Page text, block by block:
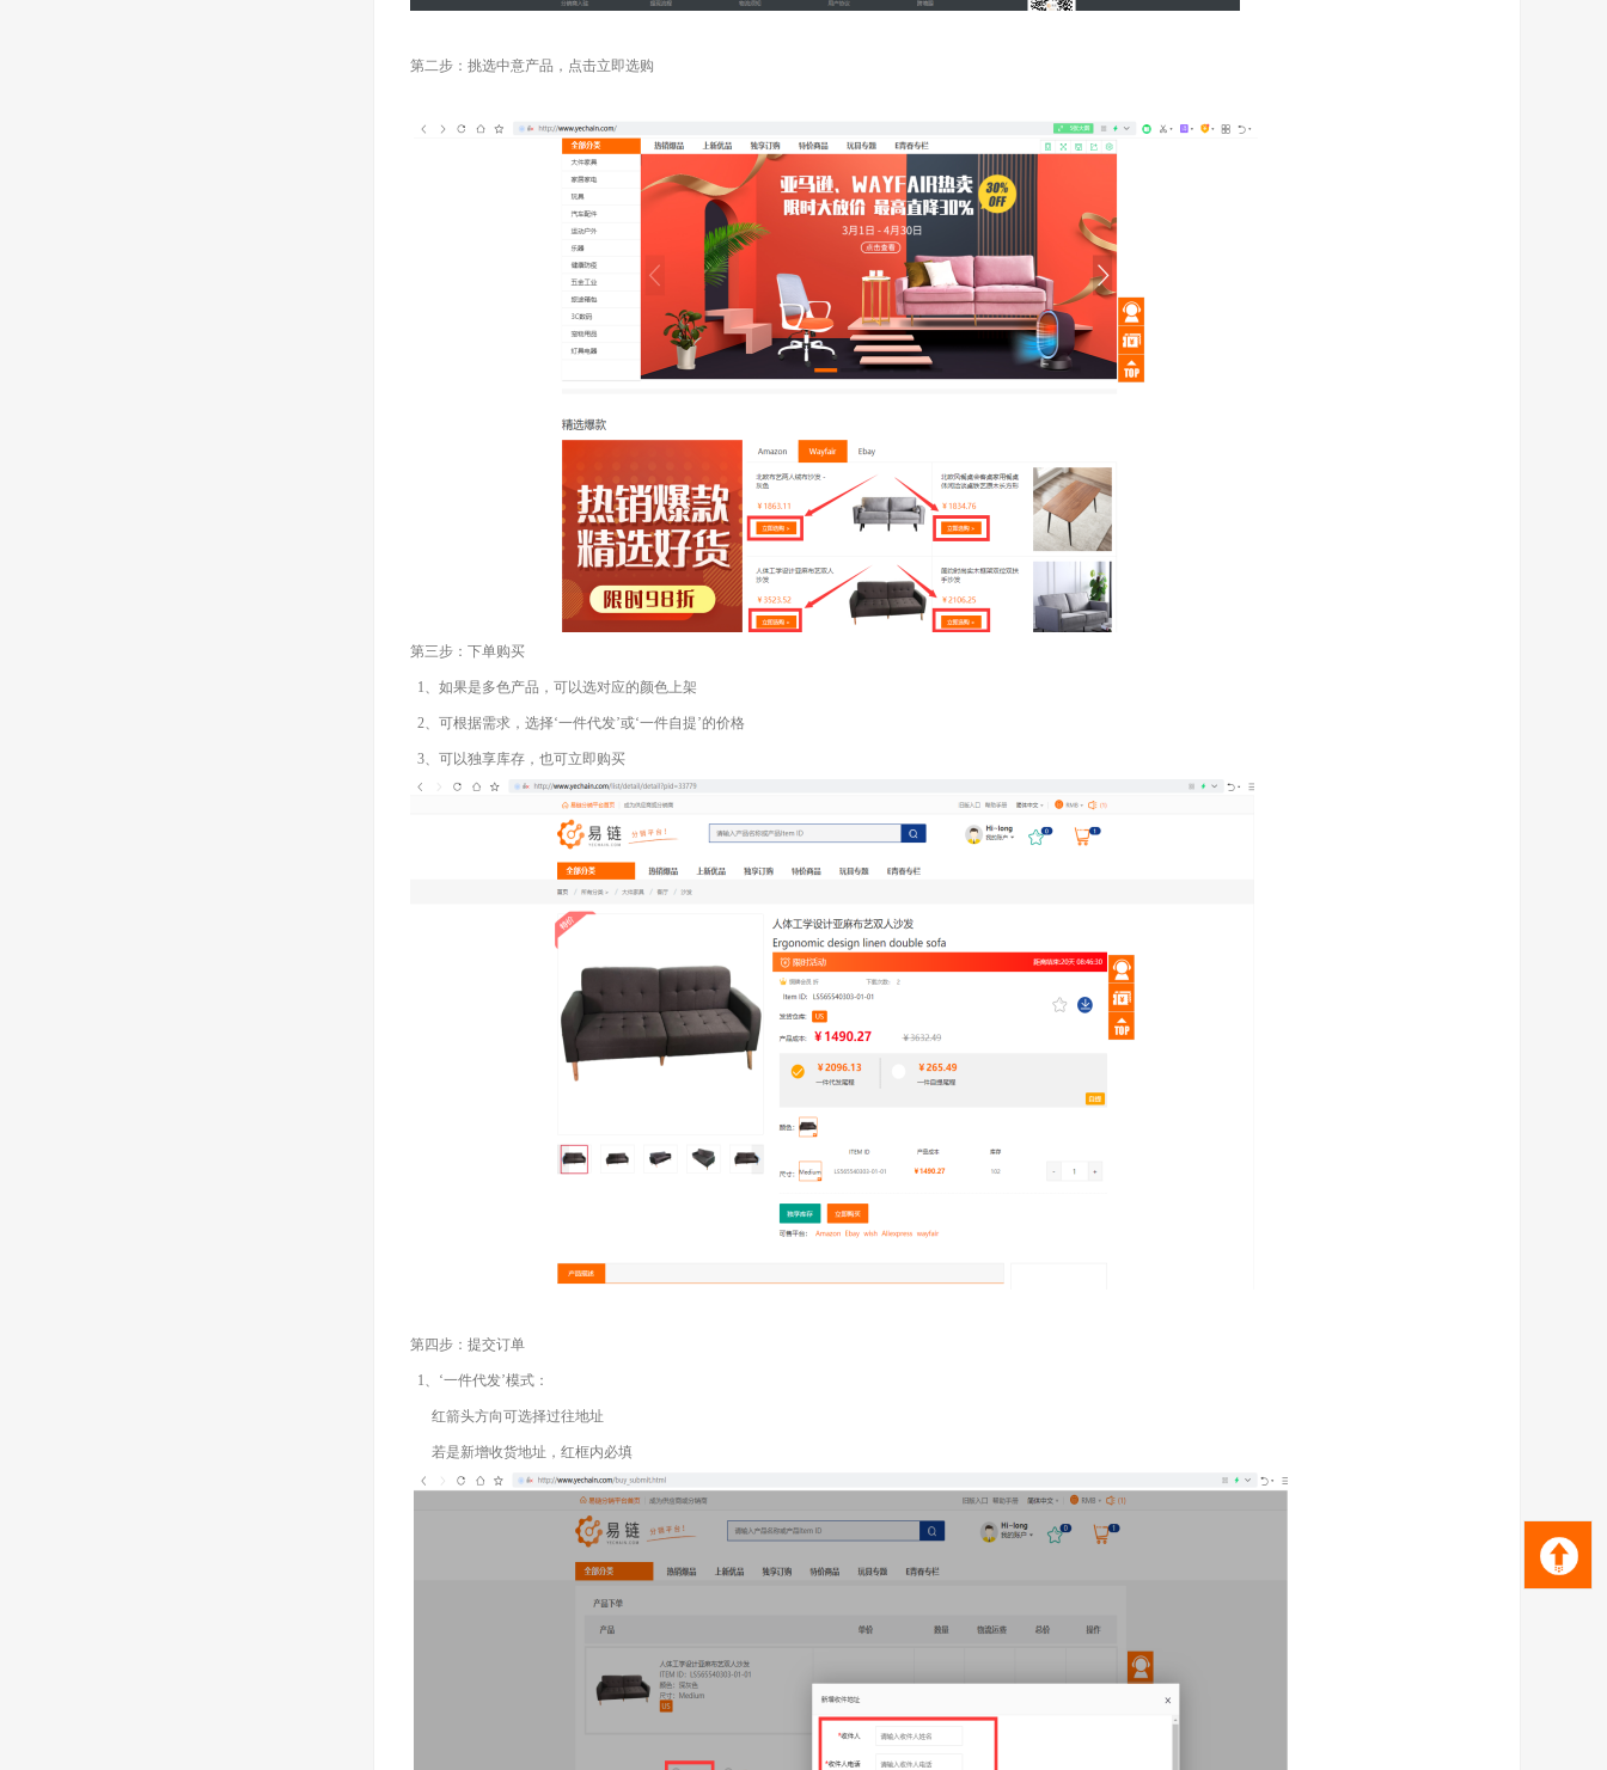
第二步：挑选中意产品，点击立即选购
第三步：下单购买
1、如果是多色产品，可以选对应的颜色上架
2、可根据需求，选择‘一件代发’或‘一件自提’的价格
3、可以独享库存，也可立即购买
第四步：提交订单
1、‘一件代发’模式：
红箭头方向可选择过往地址
若是新增收货地址，红框内必填